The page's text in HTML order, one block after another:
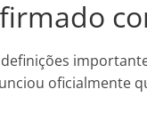
oficialmente